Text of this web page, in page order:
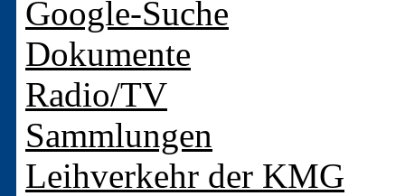
Google-Suche
Dokumente
Radio/TV
Sammlungen
Leihverkehr der KMG